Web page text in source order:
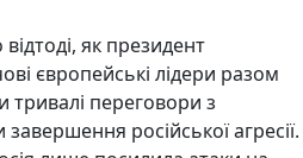
як президент
європейські лідери разом
тривалі переговори з
російської агресії.